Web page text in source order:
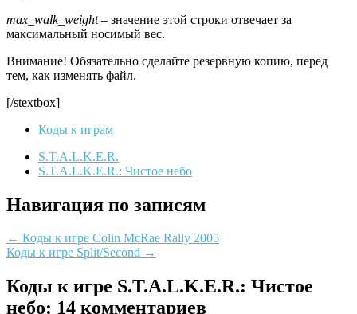
max_walk_weight – значение этой строки отвечает за
максимальный носимый вес.
Внимание! Обязательно сделайте резервную копию, перед
тем, как изменять файл.
[/stextbox]
Коды к играм
S.T.A.L.K.E.R.
S.T.A.L.K.E.R.: Чистое небо
Навигация по записям
← Коды к игре Colin McRae Rally 2005
Коды к игре Split/Second →
Коды к игре S.T.A.L.K.E.R.: Чистое
небо: 14 комментариев